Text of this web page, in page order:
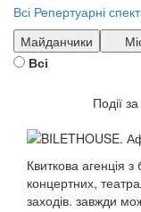
Всі Репертуарні
Майданчики
Всі
Події
Квиткова агенція
концертних,
заходів. завжди